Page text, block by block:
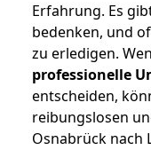
Erfahrung. Es
bedenken, und
zu erledigen.
professionelle
entscheiden,
reibungslosen
Osnabrück nach